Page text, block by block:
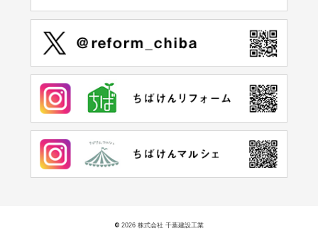
© 2026 株式会社 千葉建設工業